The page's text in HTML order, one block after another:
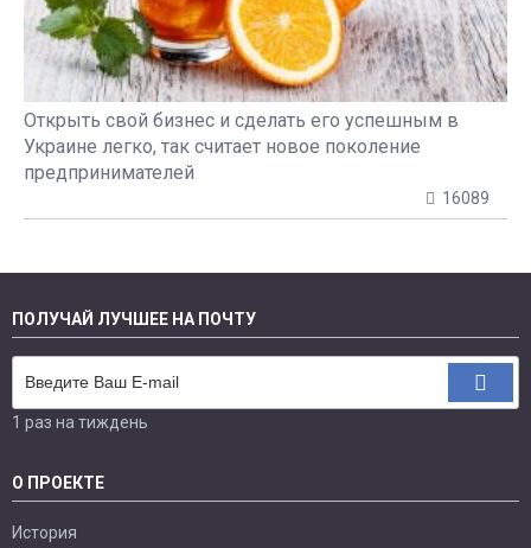
Открыть свой бизнес и сделать его успешным в
Украине легко, так считает новое поколение
предпринимателей
16089
ПОЛУЧАЙ ЛУЧШЕЕ НА ПОЧТУ
1 раз на тиждень
О ПРОЕКТЕ
История